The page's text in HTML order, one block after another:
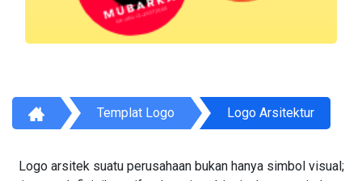
Templat Logo Logo Arsitektur
Logo arsitek suatu perusahaan bukan hanya simbol visual;